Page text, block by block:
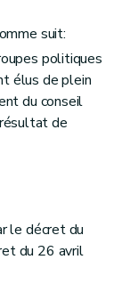
suit:
politiques
élus de plein
du conseil
de
le décret du
du 26 avril